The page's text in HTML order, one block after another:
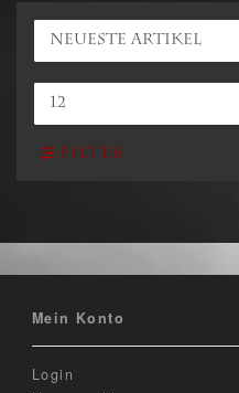
Filter
Mein Konto
Login